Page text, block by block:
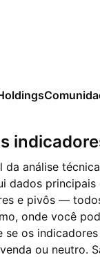
da análise
dados principais
e pivôs —
onde você
se os
ou neutro.